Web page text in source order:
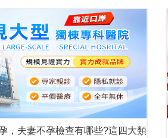
，夫妻不孕檢查有哪些?這四大類